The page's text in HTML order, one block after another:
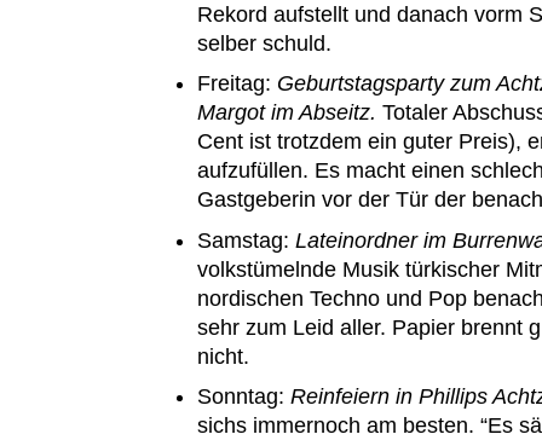
Rekord aufstellt und danach vorm
selber schuld.
Freitag: Geburtstagsparty zum
Margot im Abseitz. Totaler
Cent ist trotzdem ein guter Preis),
aufzufüllen. Es macht einen
Gastgeberin vor der Tür der
Samstag:Lateinordner im
volkstümelnde Musik türkischer
nordischen Techno und Pop
sehr zum Leid aller. Papier brennt
nicht.
Sonntag:Reinfeiern in Phillips
sichs immernoch am besten. “Es